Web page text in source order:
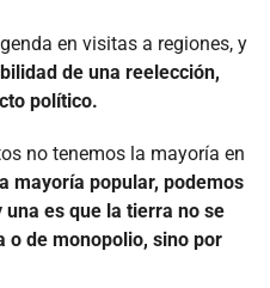
en visitas a regiones, y
de una reelección,
político.
no tenemos la mayoría en
mayoría popular, podemos
es que la tierra no se
o de monopolio, sino por